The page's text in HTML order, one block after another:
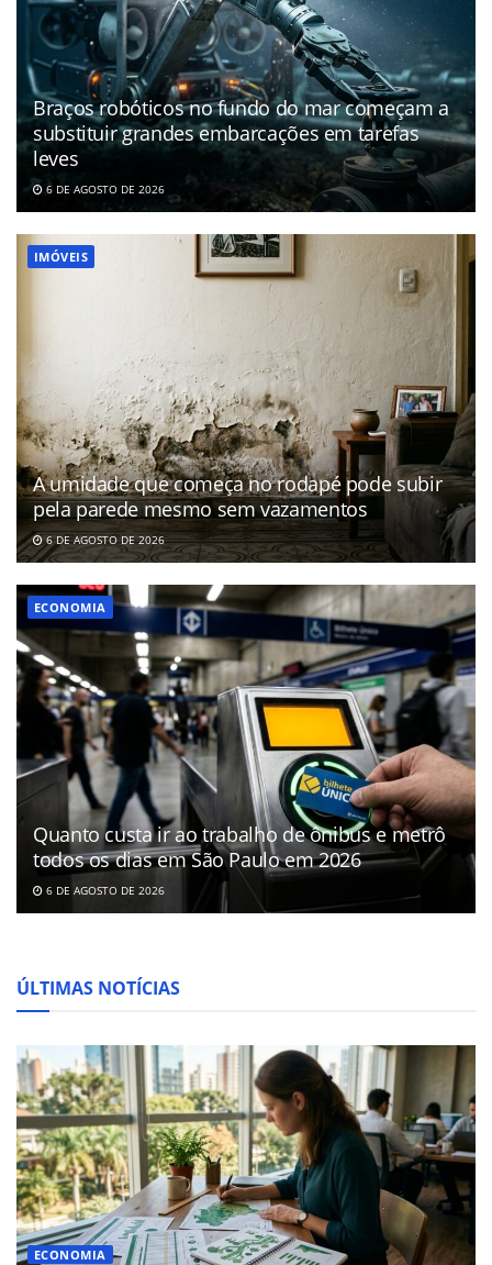
Braços robóticos no fundo do mar começam a
substituir grandes embarcações em tarefas
leves
6 DE AGOSTO DE 2026
IMÓVEIS
A umidade que começa no rodapé pode subir
pela parede mesmo sem vazamentos
6 DE AGOSTO DE 2026
ECONOMIA
Quanto custa ir ao trabalho de ônibus e metrô
todos os dias em São Paulo em 2026
6 DE AGOSTO DE 2026
ÚLTIMAS NOTÍCIAS
ECONOMIA